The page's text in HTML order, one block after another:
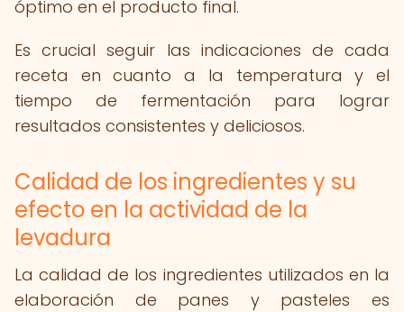
óptimo en el producto final.
Es crucial seguir las indicaciones de cada
receta en cuanto a la temperatura y el
tiempo de fermentación para lograr
resultados consistentes y deliciosos.
Calidad de los ingredientes y su
efecto en la actividad de la
levadura
La calidad de los ingredientes utilizados en la
elaboración de panes y pasteles es